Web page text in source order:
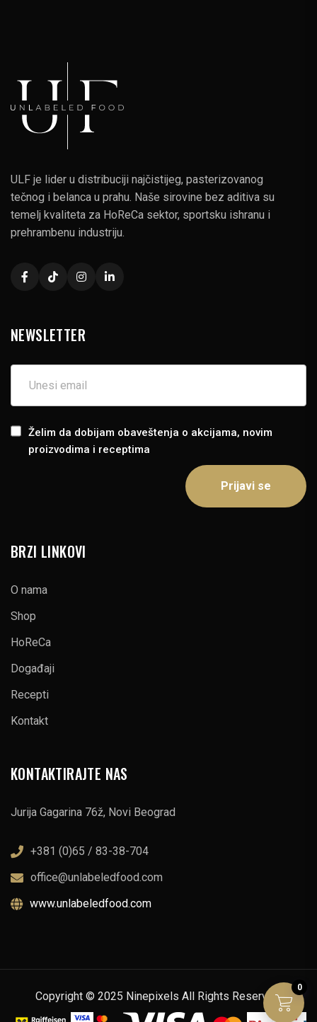
ULF je lider u distribuciji najčistijeg, pasterizovanog
tečnog i belanca u prahu. Naše sirovine bez aditiva su
temelj kvaliteta za HoReCa sektor, sportsku ishranu i
prehrambenu industriju.
BRZI LINKOVI
O nama
Shop
HoReCa
Događaji
Recepti
Kontakt
KONTAKTIRAJTE NAS
Jurija Gagarina 76ž, Novi Beograd
+381 (0)65 / 83-38-704
office@unlabeledfood.com
www.unlabeledfood.com
NEWSLETTER
Želim da dobijam obaveštenja o akcijama, novim
proizvodima i receptima
Copyright © 2025 Ninepixels All Rights Reserved.
0